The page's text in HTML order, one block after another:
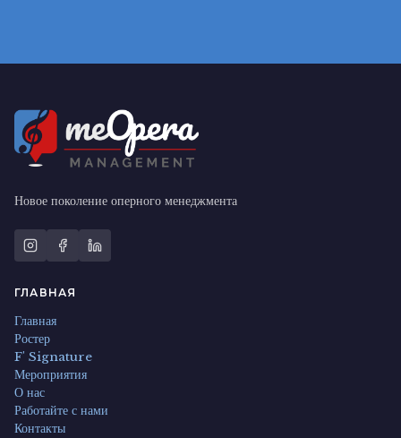
Новое поколение оперного менеджмента
ГЛАВНАЯ
Главная
Ростер
F' Signature
Мероприятия
О нас
Работайте с нами
Контакты